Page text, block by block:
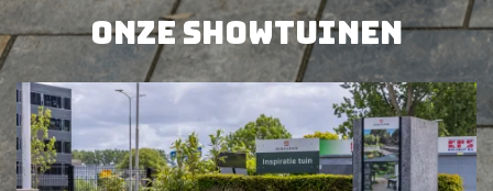
BEKIJK PRODUCT
BEKIJK PRODUCT
Onze showtuinen